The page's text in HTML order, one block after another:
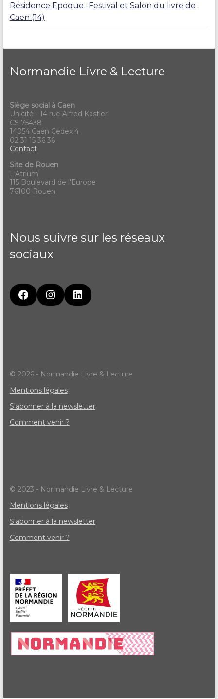
Résidence Epoque -Festival et Salon du livre de
Caen (14)
Normandie Livre & Lecture
Siège social à Caen
Unicité - 14 rue Alfred Kastler
CS 75438
14054 Caen Cedex 4
02 31 15 36 36
Contact
Site de Rouen
L'Atrium
115 Boulevard de l'Europe
76100 Rouen
Nous suivre sur les réseaux
sociaux
© 2026 - Normandie Livre & Lecture
Mentions légales
S'abonner à la newsletter
Comment venir ?
© 2023 - Normandie Livre & Lecture
Mentions légales
S'abonner à la newsletter
Comment venir ?